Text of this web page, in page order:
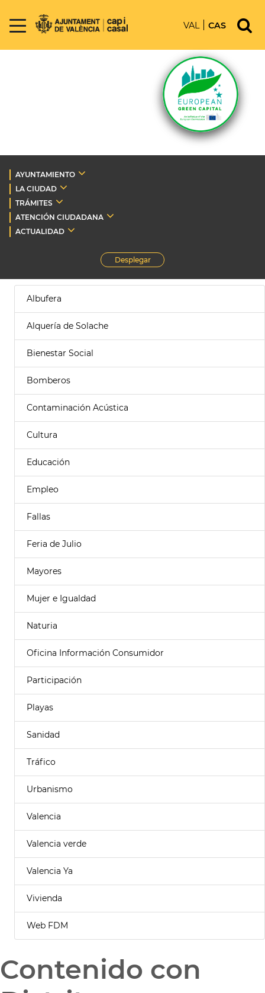
VAL CAS
AYUNTAMIENTO
LA CIUDAD
TRÁMITES
ATENCIÓN CIUDADANA
ACTUALIDAD
Desplegar
Albufera
Alquería de Solache
Bienestar Social
Bomberos
Contaminación Acústica
Cultura
Educación
Empleo
Fallas
Feria de Julio
Mayores
Mujer e Igualdad
Naturia
Oficina Información Consumidor
Participación
Playas
Sanidad
Tráfico
Urbanismo
Valencia
Valencia verde
Valencia Ya
Vivienda
Web FDM
Contenido con